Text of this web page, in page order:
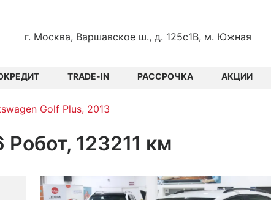
г. Москва, Варшавское ш., д. 125с1В, м. Южная
TRADE-IN РАССРОЧКА АКЦИИ
Golf Plus, 2013
123211 км